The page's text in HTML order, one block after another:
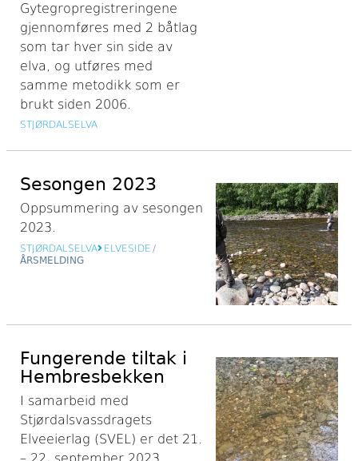
Gytegropregistreringene
gjennomføres med 2 båtlag
som tar hver sin side av
elva, og utføres med
samme metodikk som er
brukt siden 2006.
STJØRDALSELVA
Sesongen 2023
Oppsummering av sesongen
2023.
STJØRDALSELVA ELVESIDE /
ÅRSMELDING
Fungerende tiltak i
Hembresbekken
I samarbeid med
Stjørdalsvassdragets
Elveeierlag (SVEL) er det 21.